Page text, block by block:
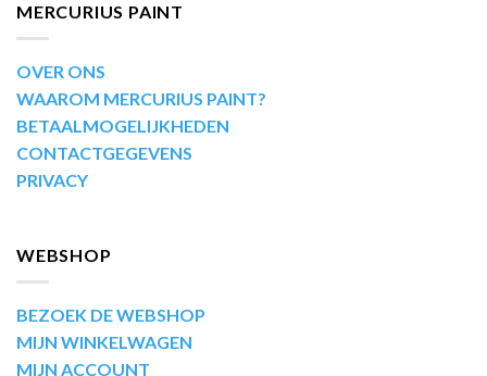
MERCURIUS PAINT
OVER ONS
WAAROM MERCURIUS PAINT?
BETAALMOGELIJKHEDEN
CONTACTGEGEVENS
PRIVACY
WEBSHOP
BEZOEK DE WEBSHOP
MIJN WINKELWAGEN
MIJN ACCOUNT